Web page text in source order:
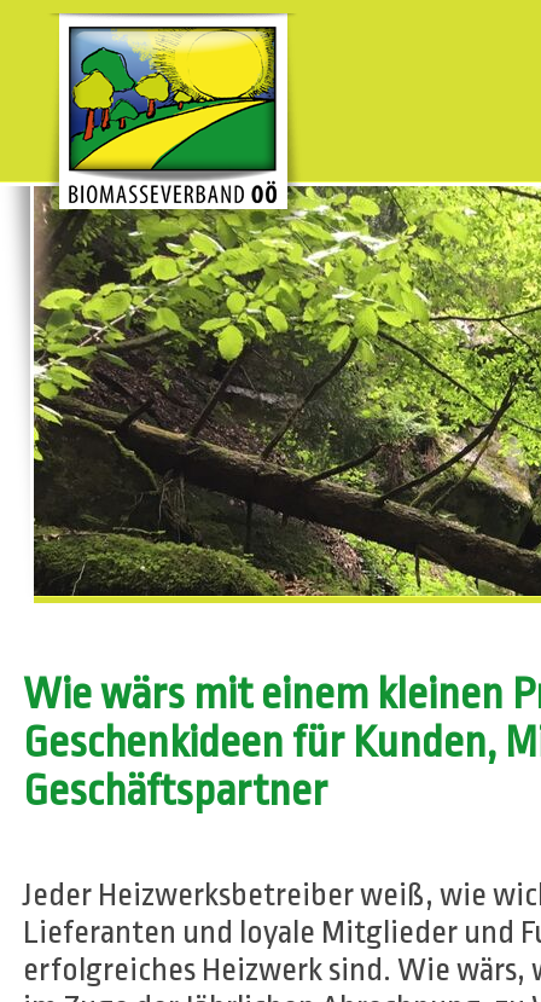
Wie wärs mit einem kleinen
Geschenkideen für Kunden,
Geschäftspartner
Jeder Heizwerksbetreiber weiß, wie
Lieferanten und loyale Mitglieder und
erfolgreiches Heizwerk sind. Wie wärs,